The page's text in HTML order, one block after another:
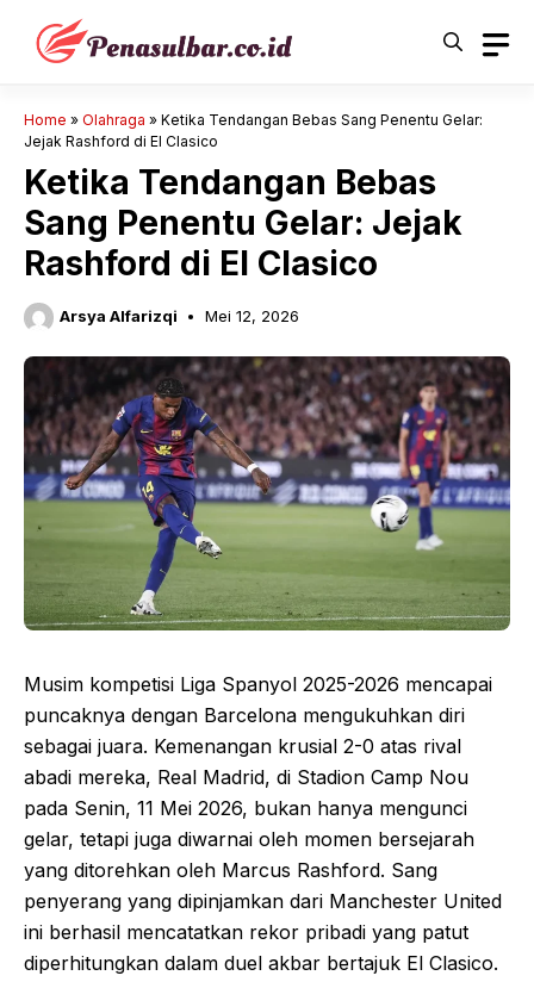
Langsung
Home » Olahraga » Ketika Tendangan Bebas Sang Penentu Gelar:
Jejak Rashford di El Clasico
Ketika Tendangan Bebas
Sang Penentu Gelar: Jejak
Rashford di El Clasico
Arsya Alfarizqi Mei 12, 2026
Musim kompetisi Liga Spanyol 2025-2026 mencapai
puncaknya dengan Barcelona mengukuhkan diri
sebagai juara. Kemenangan krusial 2-0 atas rival
abadi mereka, Real Madrid, di Stadion Camp Nou
pada Senin, 11 Mei 2026, bukan hanya mengunci
gelar, tetapi juga diwarnai oleh momen bersejarah
yang ditorehkan oleh Marcus Rashford. Sang
penyerang yang dipinjamkan dari Manchester United
ini berhasil mencatatkan rekor pribadi yang patut
diperhitungkan dalam duel akbar bertajuk El Clasico.